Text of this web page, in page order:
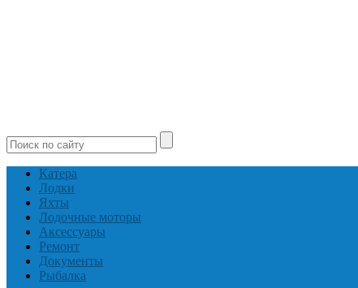
Катера
Лодки
Яхты
Лодочные моторы
Аксессуары
Ремонт
Документы
Рыбалка